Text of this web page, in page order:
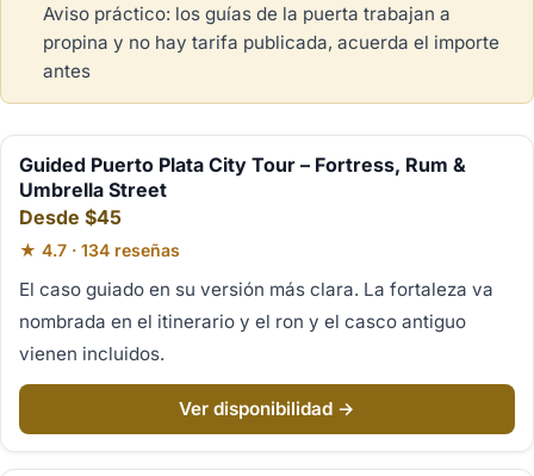
Aviso práctico: los guías de la puerta trabajan a
propina y no hay tarifa publicada, acuerda el importe
antes
Guided Puerto Plata City Tour – Fortress, Rum &
Umbrella Street
Desde $45
★ 4.7 · 134 reseñas
El caso guiado en su versión más clara. La fortaleza va
nombrada en el itinerario y el ron y el casco antiguo
vienen incluidos.
Ver disponibilidad →